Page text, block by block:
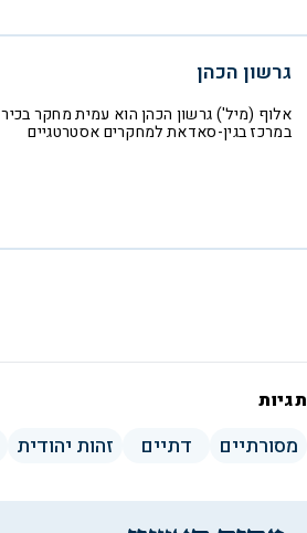
גרשון הכהן
אלוף (מיל') גרשון הכהן הוא עמית מחקר בכיר
במרכז בגין-סאדאת למחקרים אסטרטגיים
תגיות
מסורתיים דתיים זהות יהודית